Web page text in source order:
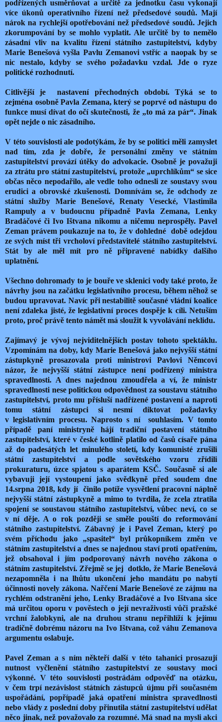
podřízených usměrňovat a určitě za jednotku času vykonají
více úkonů operativního řízení než předsedové soudů. Mají
nárok na rychlejší opotřebování než předsedové soudů. Jejich
zkorumpování by se mohlo vyplatit. Ale určitě by to nemělo
zásadní vliv na kvalitu řízení státního zastupitelství, kdyby
Marie Benešová vyšla Pavlu Zemanovi vstříc a naopak by se
nic nestalo, kdyby se svého požadavku vzdal. Jde o ryze
politické rozhodnutí.
Citlivější je
nastavení přechodných období. Týká se to
zejména osobně Pavla Zemana, který se poprvé od nástupu do
funkce musí dívat do očí skutečnosti, že „to má za pár“. Jinak
opět nejde o nic zásadního.
V této souvislosti ale podotýkám, že by se politici měli zamyslet
nad tím, zda je dobře, že personální změny ve státním
zastupitelství provází útěky do advokacie. Osobně je považuji
za ztrátu pro státní zastupitelství, protože „uprchlíkům“ se sice
občas něco nepodařilo, ale vedle toho odnesli ze soustavy svou
erudici a obrovské zkušenosti. Domnívám se, že odchody ze
státní služby Marie Benešové, Renaty Vesecké, Vlastimila
Rampuly a v budoucnu případně Pavla Zemana, Lenky
Bradáčové či Ivo Ištvana nikomu a ničemu neprospěly. Pavel
Zeman právem poukazuje na to, že v dohledné době odejdou
ze svých míst tři vrcholoví představitelé státního zastupitelství.
Stát by ale měl mít pro ně připravené nabídky dalšího
uplatnění.
Všechno dohromady to je bouře ve sklenici vody také proto, že
návrhy jsou na začátku legislativního procesu, během něhož se
budou upravovat. Navíc při nestabilitě současné vládní koalice
není zdaleka jisté, že legislativní proces dospěje k cíli. Netuším
proto, proč právě tento námět má sloužit k vyvolávání neklidu.
Zajímavý je vývoj nejviditelnějších postav tohoto spektáklu.
Vzpomínám na doby, kdy Marie Benešová jako nejvyšší státní
zástupkyně prosazovala proti ministrovi Pavlovi Němcovi
názor, že nejvyšší státní zástupce není podřízený ministra
spravedlnosti. A dnes najednou zmoudřela a ví, že ministr
spravedlnosti nese politickou odpovědnost za soustavu státního
zastupitelství, proto mu přísluší nadřízené postavení a naproti
tomu státní zástupci si nesmí diktovat požadavky
v legislativním procesu. Naprosto s ní
souhlasím. V tomto
případě paní ministryně hájí tradiční postavení státního
zastupitelství, které v české kotlině platilo od časů císaře pána
až do padesátých let minulého století, kdy komunisté zrušili
státní zastupitelství a podle sovětského vzoru zřídili
prokuraturu, úzce spjatou s aparátem KSČ. Současně si ale
vybavuji její vystoupení jako svědkyně před soudem dne
14.srpna 2018, kdy jí činilo potíže vysvětlení pracovní náplně
nejvyšší státní zástupkyně a mimo to tvrdila, že zcela ztratila
spojení se soustavou státního zastupitelství, vůbec neví, co se
v ní děje. A o rok později se směle pouští do reformování
státního zastupitelství. Zábavný je i Pavel Zeman, který po
svém příchodu jako „spasitel“ byl průkopníkem změn ve
státním zastupitelství a dnes se najednou staví proti opatřením,
jež obsahoval i jím podporovaný návrh nového zákona o
státním zastupitelství. Zřejmě se jej dotklo, že Marie Benešová
nezapomněla i na lhůtu ukončení jeho mandátu po nabytí
účinnosti novely zákona. Nařčení Marie Benešové ze zájmu na
rychlém odstranění jeho, Lenky Bradáčové a Ivo Ištvana sice
má určitou oporu v pověstech o její nevraživosti vůči pražské
vrchní žalobkyni, ale na druhou stranu nepřihlíží k jejímu
tradičně dobrému názoru na Ivo Ištvana, což váhu Zemanova
argumentu oslabuje.
Pavel Zeman a s ním někteří další v této tahanici prosazují
nutnost vyčlenění státního zastupitelství ze soustavy moci
výkonné. V této souvislosti postrádám odpověď na otázku,
v čem trpí nezávislost státních zástupců újmu při současném
uspořádání, popřípadě jaká opatření ministra spravedlnosti
nebo vlády z poslední doby přinutila státní zastupitelství udělat
něco jinak, než považovalo za rozumné. Má snad na mysli akci